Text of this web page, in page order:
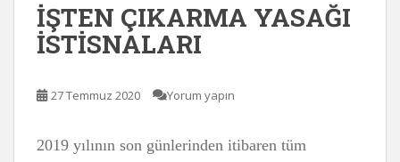
İŞTEN ÇIKARMA YASAĞI
İSTİSNALARI
27 Temmuz 2020 Yorum yapın
2019 yılının son günlerinden itibaren tüm